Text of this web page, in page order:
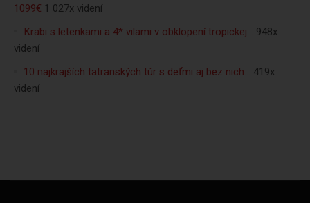
1099€ 1 027x videní
Krabi s letenkami a 4* vilami v obklopení tropickej… 948x
videní
10 najkrajších tatranských túr s deťmi aj bez nich… 419x
videní